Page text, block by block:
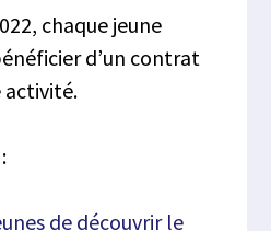
chaque jeune
d’un contrat
activité.
de découvrir le